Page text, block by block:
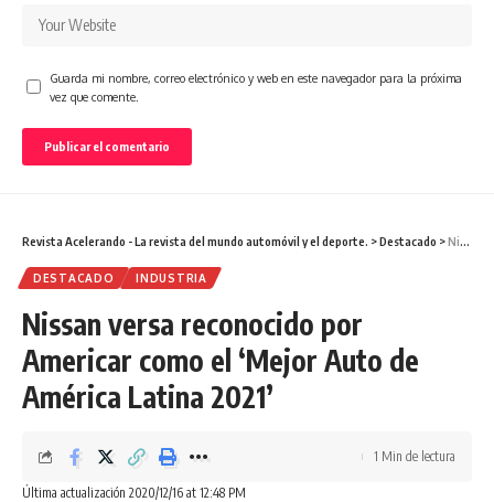
Guarda mi nombre, correo electrónico y web en este navegador para la próxima
vez que comente.
Revista Acelerando - La revista del mundo automóvil y el deporte. >Destacado >Nissan versa reconocido por Americar como el ‘Mejor Auto de América Latina 2021’
DESTACADO INDUSTRIA
Nissan versa reconocido por
Americar como el ‘Mejor Auto de
América Latina 2021’
Última actualización 2020/12/16 at 12:48 PM
1 Min de lectura